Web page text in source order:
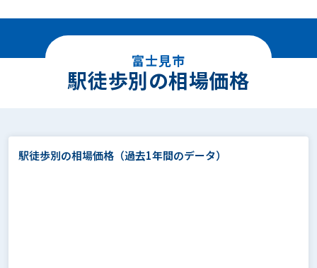
富士見市
駅徒歩別の相場価格
駅徒歩別の相場価格 （過去1年間のデータ）